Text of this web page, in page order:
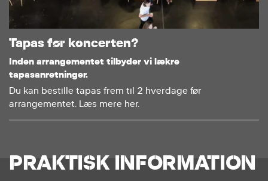
Tapas før koncerten?
Inden arrangementet tilbyder vi lækre
tapasanretninger.
Du kan bestille tapas frem til 2 hverdage før
arrangementet. Læs mere her.
PRAKTISK INFORMATION